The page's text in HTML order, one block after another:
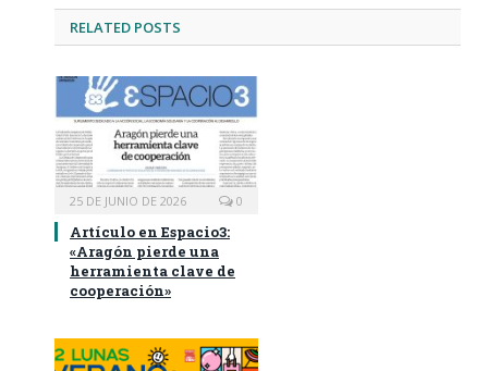
RELATED POSTS
25 DE JUNIO DE 2026 0
Artículo en Espacio3:
«Aragón pierde una
herramienta clave de
cooperación»